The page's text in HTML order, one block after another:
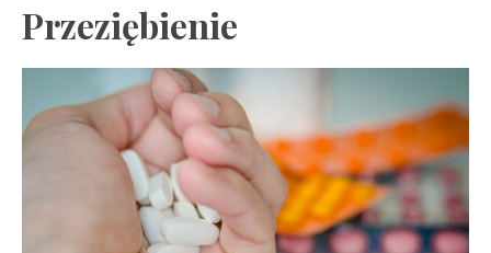
Przeziębienie